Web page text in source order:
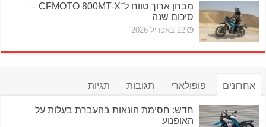
מבחן ארוך טווח ל־CFMOTO 800MT-X –
סיכום שנה
22 באפריל 2026
אחרונים פופולארי תגובות תגיות
חדש: חסימת הונאות בהעברת בעלות על
האופנוע